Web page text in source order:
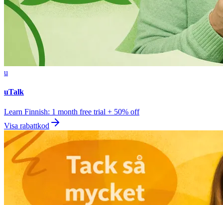
u
uTalk
Learn Finnish: 1 month free trial + 50% off
Visa rabattkod